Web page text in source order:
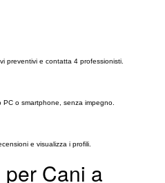
preventivi e contatta 4 professionisti.
o smartphone, senza impegno.
e visualizza i profili.
Cani a